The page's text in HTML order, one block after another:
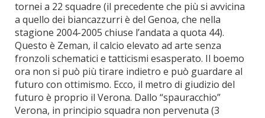
tornei a 22 squadre (il precedente che più si avvicina
a quello dei biancazzurri è del Genoa, che nella
stagione 2004-2005 chiuse l’andata a quota 44).
Questo è Zeman, il calcio elevato ad arte senza
fronzoli schematici e tatticismi esasperato. Il boemo
ora non si può più tirare indietro e può guardare al
futuro con ottimismo. Ecco, il metro di giudizio del
futuro è proprio il Verona. Dallo “spauracchio”
Verona, in principio squadra non pervenuta (3